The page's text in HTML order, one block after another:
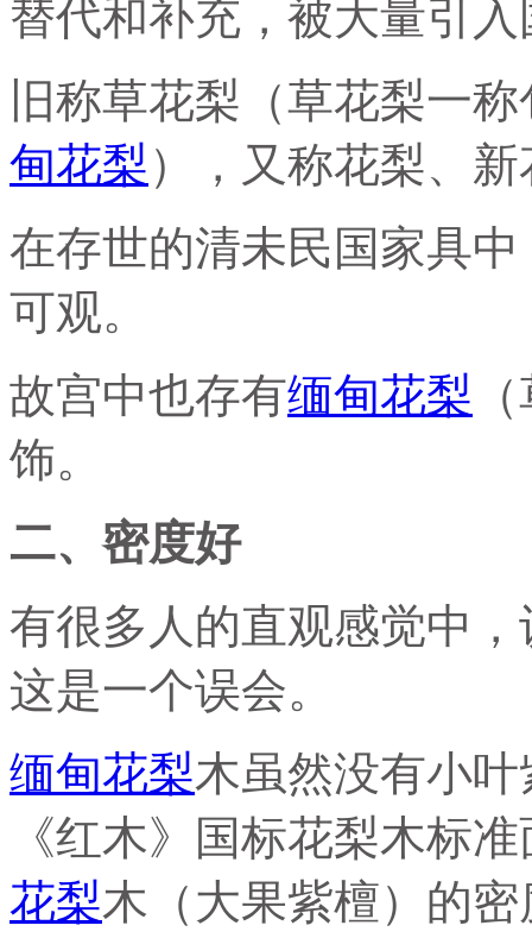
替代和补充，被大量引
旧称草花梨（草花梨一
甸花梨），又称花梨、
在存世的清未民国家具中
可观。
故宫中也存有缅甸花梨
饰。
二、密度好
有很多人的直观感觉中，
这是一个误会。
缅甸花梨木虽然没有小叶
《红木》国标花梨木标
花梨木（大果紫檀）的